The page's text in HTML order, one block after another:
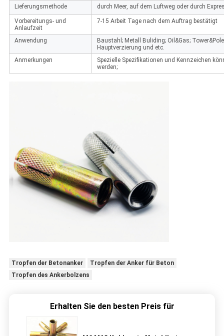
Lieferungsmethode durch Meer, auf dem Luftweg oder durch
Vorbereitungs- und
Anlaufzeit
7-15 Arbeit Tage nach dem Auftrag bestätigt
Anwendung
Baustahl; Metall Buliding; Oil&Gas;
Hauptverzierung und etc.
Anmerkungen
Spezielle Spezifikationen und Kennzeichen
werden;
Tropfen der Betonanker
Tropfen der Anker für Beton
Tropfen des Ankerbolzens
Erhalten Sie den besten Preis für